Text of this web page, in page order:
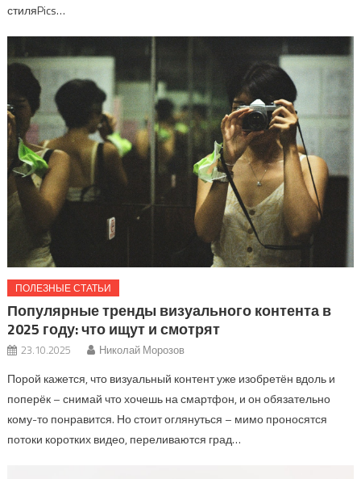
стиляPics…
ПОЛЕЗНЫЕ СТАТЬИ
Популярные тренды визуального контента в
2025 году: что ищут и смотрят
23.10.2025 Николай Морозов
Порой кажется, что визуальный контент уже изобретён вдоль и
поперёк – снимай что хочешь на смартфон, и он обязательно
кому-то понравится. Но стоит оглянуться – мимо проносятся
потоки коротких видео, переливаются град…